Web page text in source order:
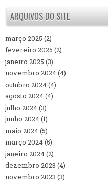
ARQUIVOS DO SITE
março 2025 (2)
fevereiro 2025 (2)
janeiro 2025 (3)
novembro 2024(4)
outubro 2024(4)
agosto 2024(4)
julho 2024(3)
junho 2024(1)
maio 2024(5)
março 2024(5)
janeiro 2024(2)
dezembro 2023 (4)
novembro 2023 (3)